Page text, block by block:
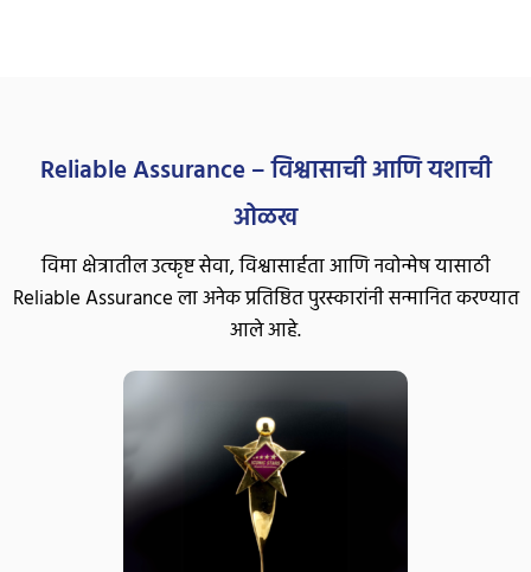
Reliable Assurance – विश्वासाची आणि यशाची
ओळख
विमा क्षेत्रातील उत्कृष्ट सेवा, विश्वासार्हता आणि नवोन्मेष यासाठी
Reliable Assurance ला अनेक प्रतिष्ठित पुरस्कारांनी सन्मानित करण्यात
आले आहे.